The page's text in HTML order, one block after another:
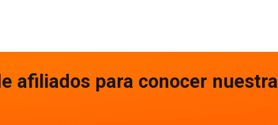
afiliados para conocer nuestra